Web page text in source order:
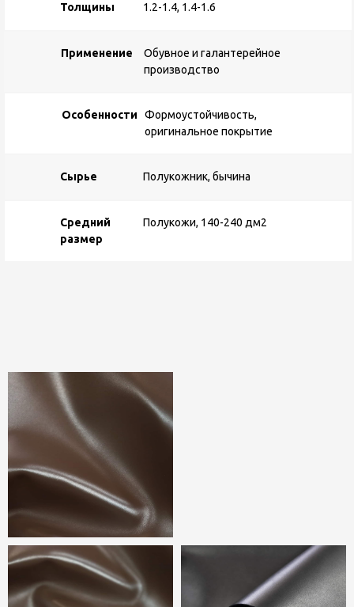
Средний
размер
Полукожи, 140-240 дм2
Сырье Полукожник, бычина
Особенности
Формоустойчивость,
оригинальное покрытие
Применение
Обувное и галантерейное
производство
Толщины 1.2-1.4, 1.4-1.6